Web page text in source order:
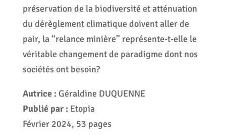
préservation de la biodiversité et atténuation
du dérèglement climatique doivent aller de
pair, la “relance minière” représente-t-elle le
véritable changement de paradigme dont nos
sociétés ont besoin?
Autrice : Géraldine DUQUENNE
Publié par : Etopia
Février 2024, 53 pages